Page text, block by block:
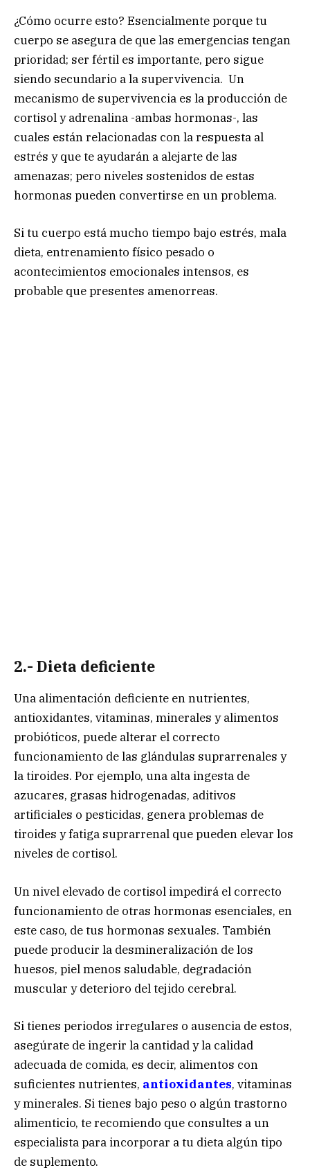
¿Cómo ocurre esto? Esencialmente porque tu
cuerpo se asegura de que las emergencias tengan
prioridad; ser fértil es importante, pero sigue
siendo secundario a la supervivencia. Un
mecanismo de supervivencia es la producción de
cortisol y adrenalina -ambas hormonas-, las
cuales están relacionadas con la respuesta al
estrés y que te ayudarán a alejarte de las
amenazas; pero niveles sostenidos de estas
hormonas pueden convertirse en un problema.
Si tu cuerpo está mucho tiempo bajo estrés, mala
dieta, entrenamiento físico pesado o
acontecimientos emocionales intensos, es
probable que presentes amenorreas.
2.- Dieta deficiente
Una alimentación deficiente en nutrientes,
antioxidantes, vitaminas, minerales y alimentos
probióticos, puede alterar el correcto
funcionamiento de las glándulas suprarrenales y
la tiroides. Por ejemplo, una alta ingesta de
azucares, grasas hidrogenadas, aditivos
artificiales o pesticidas, genera problemas de
tiroides y fatiga suprarrenal que pueden elevar los
niveles de cortisol.
Un nivel elevado de cortisol impedirá el correcto
funcionamiento de otras hormonas esenciales, en
este caso, de tus hormonas sexuales. También
puede producir la desmineralización de los
huesos, piel menos saludable, degradación
muscular y deterioro del tejido cerebral.
Si tienes periodos irregulares o ausencia de estos,
asegúrate de ingerir la cantidad y la calidad
adecuada de comida, es decir, alimentos con
suficientes nutrientes, antioxidantes, vitaminas
y minerales. Si tienes bajo peso o algún trastorno
alimenticio, te recomiendo que consultes a un
especialista para incorporar a tu dieta algún tipo
de suplemento.